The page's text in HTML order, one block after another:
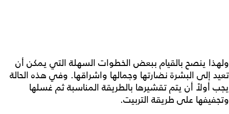
ولهذا ينصح بالقيام ببعض الخطوات السهلة التي يمكن أن
تعيد إلى البشرة نضارتها وجمالها واشراقها. وفي هذه الحالة
يجب أولاً أن يتم تقشيرها بالطريقة المناسبة ثم غسلها
وتجفيفها على طريقة التربيت.